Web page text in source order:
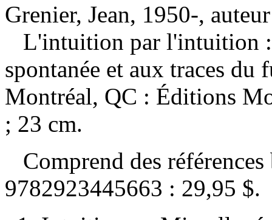
Grenier, Jean, 1950-, auteur
L'intuition par l'intuition :
spontanée et aux traces du
Montréal, QC : Éditions
; 23 cm.
Comprend des
9782923445663 : 29,95 $.